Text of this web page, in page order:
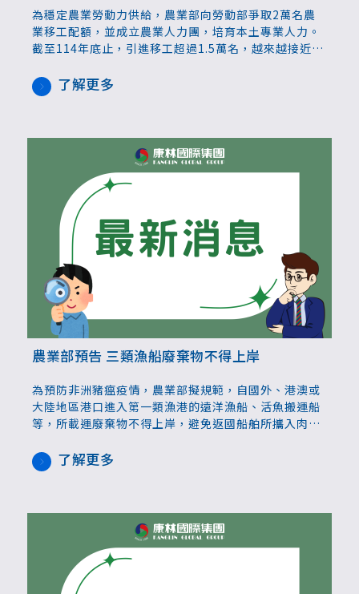
為穩定農業勞動力供給，農業部向勞動部爭取2萬名農
業移工配額，並成立農業人力團，培育本土專業人力。
截至114年底止，引進移工超過1.5萬名，越來越接近開
示，持續跟勞動部溝通，在爭取配額的同時，失聯比例
也要同時關注，若制度機制完善，讓農友有需要的時候
了解更多
農業部預告 三類漁船廢棄物不得上岸
為預防非洲豬瘟疫情，農業部擬規範，自國外、港澳或
大陸地區港口進入第一類漁港的遠洋漁船、活魚搬運船
等，所載運廢棄物不得上岸，避免返國船舶所攜入肉品
15萬元罰鍰。
了解更多